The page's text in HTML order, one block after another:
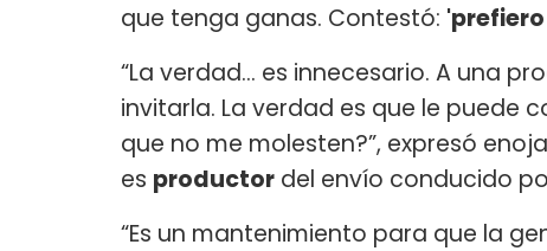
que tenga ganas. Contestó:
“La verdad... es innecesario. A una
invitarla. La verdad es que le puede
que no me molesten?”, expresó
es productor del envío conducido
“Es un mantenimiento para que la